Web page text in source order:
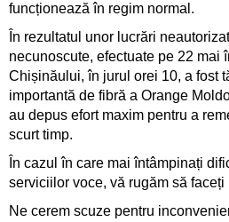
funcționează în regim normal.
În rezultatul unor lucrări
necunoscute, efectuate pe 22 mai
Chișinăului, în jurul orei 10, a fost
importantă de fibră a Orange
au depus efort maxim pentru a
scurt timp.
În cazul în care mai întâmpinați
serviciilor voce, vă rugăm să
Ne cerem scuze pentru